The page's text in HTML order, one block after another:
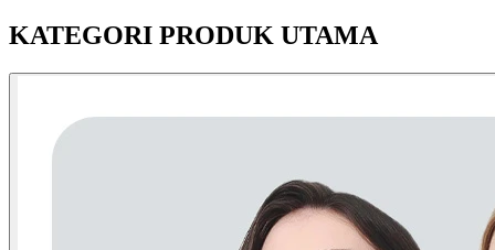
KATEGORI PRODUK UTAMA